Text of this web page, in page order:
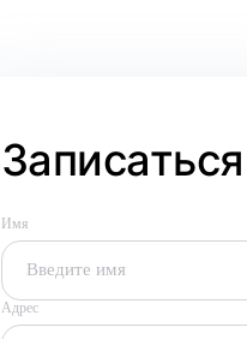
Записаться
Имя
Адрес